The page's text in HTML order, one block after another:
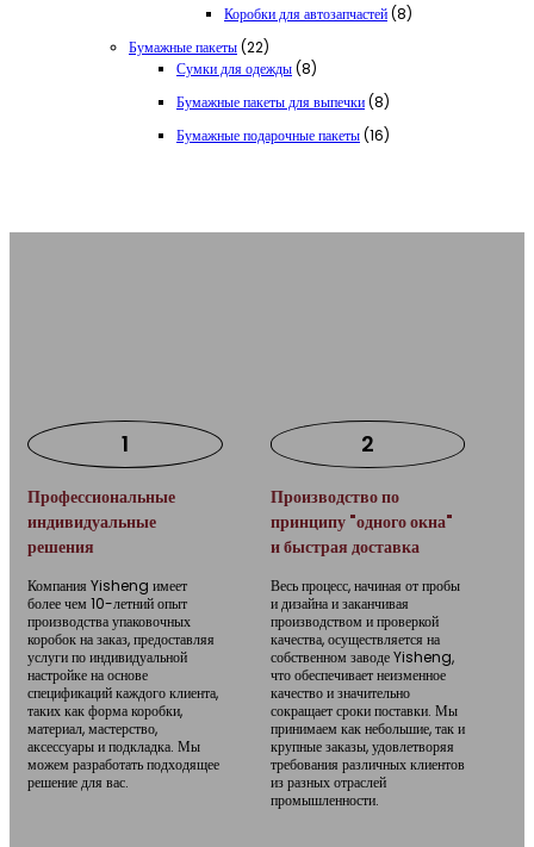
Коробки для автозапчастей 88
Бумажные пакеты 2222
товара
Сумки для одежды 88
Бумажные пакеты для выпечки 88
товаров
Бумажные подарочные пакеты 1616
1
Профессиональные
индивидуальные
решения
Компания Yisheng имеет
более чем 10-летний опыт
производства упаковочных
коробок на заказ, предоставляя
услуги по индивидуальной
настройке на основе
спецификаций каждого клиента,
таких как форма коробки,
материал, мастерство,
аксессуары и подкладка. Мы
можем разработать подходящее
решение для вас.
2
Производство по
принципу "одного окна"
и быстрая доставка
Весь процесс, начиная от пробы
и дизайна и заканчивая
производством и проверкой
качества, осуществляется на
собственном заводе Yisheng,
что обеспечивает неизменное
качество и значительно
сокращает сроки поставки. Мы
принимаем как небольшие, так и
крупные заказы, удовлетворяя
требования различных клиентов
из разных отраслей
промышленности.